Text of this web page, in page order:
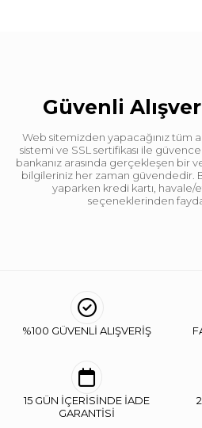
Güvenli
Web sitemizden yapacağınız tüm
sistemi ve SSL sertifikası ile
bankanız arasında gerçekleşen bir
bilgileriniz her zaman güvendedir.
yaparken kredi kartı, havale/
seçeneklerinden
%100 GÜVENLİ ALIŞVERİŞ
15 GÜN İÇERİSİNDE İADE
GARANTİSİ